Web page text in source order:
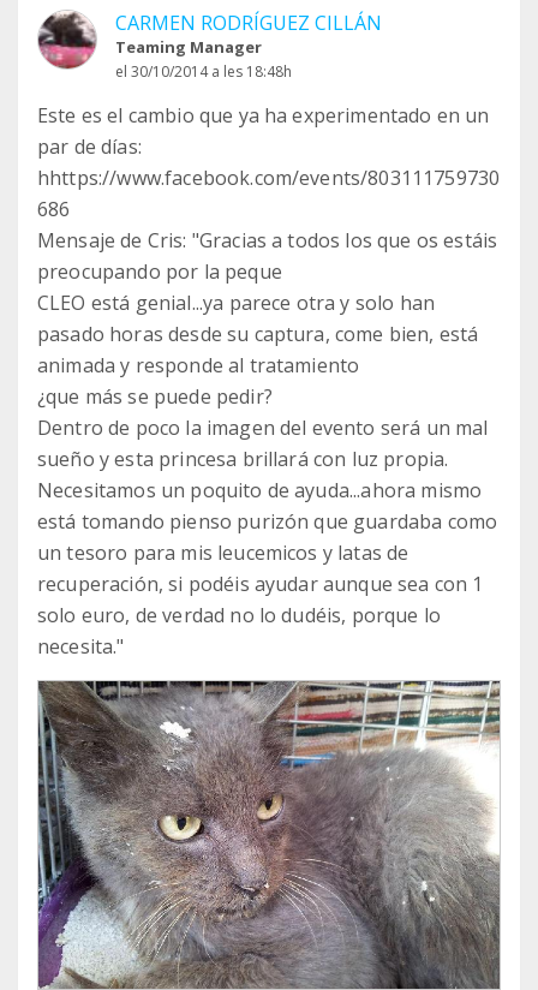
CARMEN RODRÍGUEZ CILLÁN
Teaming Manager
el 30/10/2014 a les 18:48h
Este es el cambio que ya ha experimentado en un
par de días:
hhttps://www.facebook.com/events/803111759730
686
Mensaje de Cris: "Gracias a todos los que os estáis
preocupando por la peque
CLEO está genial...ya parece otra y solo han
pasado horas desde su captura, come bien, está
animada y responde al tratamiento
¿que más se puede pedir?
Dentro de poco la imagen del evento será un mal
sueño y esta princesa brillará con luz propia.
Necesitamos un poquito de ayuda...ahora mismo
está tomando pienso purizón que guardaba como
un tesoro para mis leucemicos y latas de
recuperación, si podéis ayudar aunque sea con 1
solo euro, de verdad no lo dudéis, porque lo
necesita."